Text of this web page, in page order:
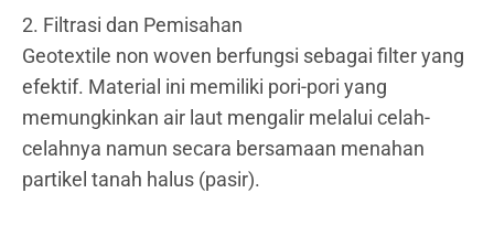
2. Filtrasi dan Pemisahan
Geotextile non woven berfungsi sebagai filter yang
efektif. Material ini memiliki pori-pori yang
memungkinkan air laut mengalir melalui celah-
celahnya namun secara bersamaan menahan
partikel tanah halus (pasir).